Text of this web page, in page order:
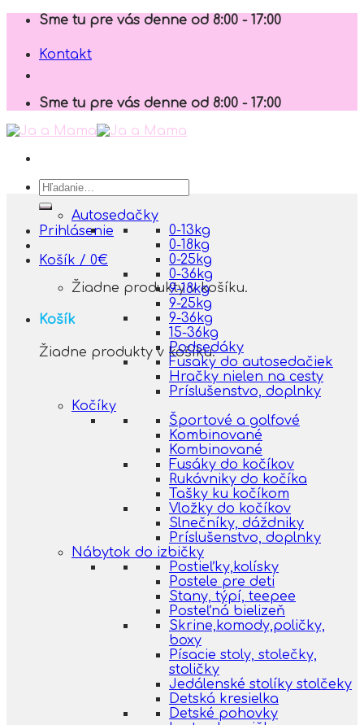
Skip
content
Sme tu pre vás denne od 8:00 - 17:00
Kontakt
Sme tu pre vás denne od 8:00 - 17:00
Hľadať:
Prihlásenie
Košík / 0€
Žiadne produkty v košíku.
Košík
Žiadne produkty v košíku.
Autosedačky
0-13kg
0-18kg
0-25kg
0-36kg
9-18kg
9-25kg
9-36kg
15-36kg
Podsedáky
Fusaky do autosedačiek
Hračky nielen na cesty
Príslušenstvo, doplnky
Kočíky
Športové a golfové
Kombinované
Kombinované
Fusáky do kočíkov
Rukávniky do kočíka
Tašky ku kočíkom
Vložky do kočíkov
Slnečníky, dáždniky
Príslušenstvo, doplnky
Nábytok do izbičky
Postieľky,kolísky
Postele pre deti
Stany, týpí, teepee
Posteľná bielizeň
Skrine,komody,poličky,
boxy
Písacie stoly, stolečky,
stoličky
Jedálenské stolíky stolčeky
Detská kresielka
Detské pohovky